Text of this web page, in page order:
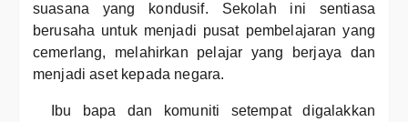
suasana yang kondusif. Sekolah ini sentiasa
berusaha untuk menjadi pusat pembelajaran yang
cemerlang, melahirkan pelajar yang berjaya dan
menjadi aset kepada negara.
Ibu bapa dan komuniti setempat digalakkan